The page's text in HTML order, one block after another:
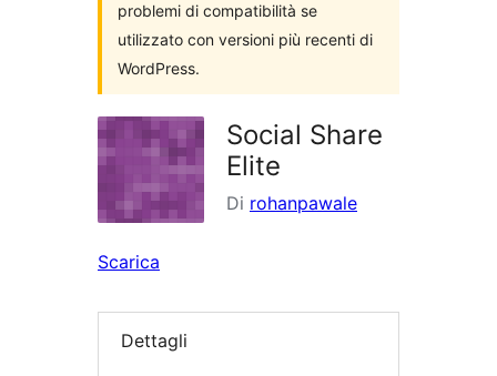
problemi di compatibilità se
utilizzato con versioni più recenti di
WordPress.
Social Share
Elite
Di rohanpawale
Scarica
Dettagli